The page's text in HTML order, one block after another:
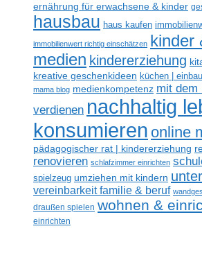
ernährung für erwachsene & kinder
hausbau haus kaufen
immobilienwert richtig einschätzen kinder
medien kindererziehung
kreative geschenkideen küchen |
mama blog medienkompetenz mit dem
verdienen nachhaltig
konsumieren online
pädagogischer rat | kindererziehung
renovieren schlafzimmer einrichten
spielzeug umziehen mit kindern
vereinbarkeit familie & beruf
draußen spielen wohnen &
einrichten